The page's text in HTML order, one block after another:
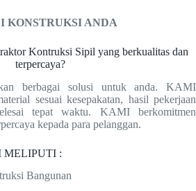
KONSTRUKSI ANDA
Kontruksi Sipil yang berkualitas dan
terpercaya?
berbagai solusi untuk anda. KAMI
sesuai kesepakatan, hasil pekerjaan
tepat waktu. KAMI berkomitmen
kepada para pelanggan.
:
Bangunan